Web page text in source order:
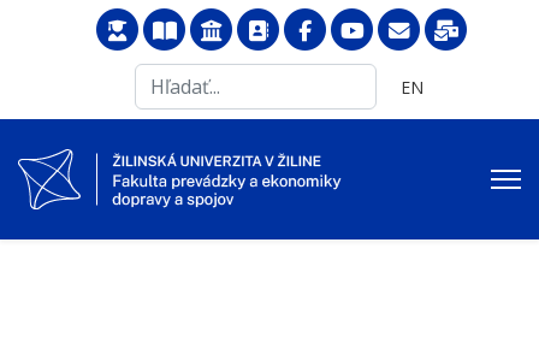
...
Vyberte váš jazyk
EN